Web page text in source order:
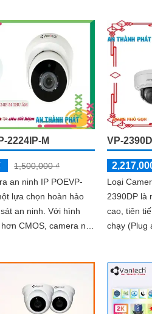
2224IP-M
1,500,000 ₫
an ninh IP POEVP-
lựa chọn hoàn hảo
ninh. Với hình
CMOS, camera này
VP-
Loại
2390DP là
cao, tiên
chạy (Plug and